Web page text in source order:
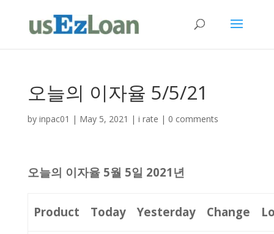
오늘의 이자율 5/5/21
by inpac01 | May 5, 2021 | i rate | 0 comments
오늘의 이자율 5월 5일 2021년
Product Today Yesterday Change